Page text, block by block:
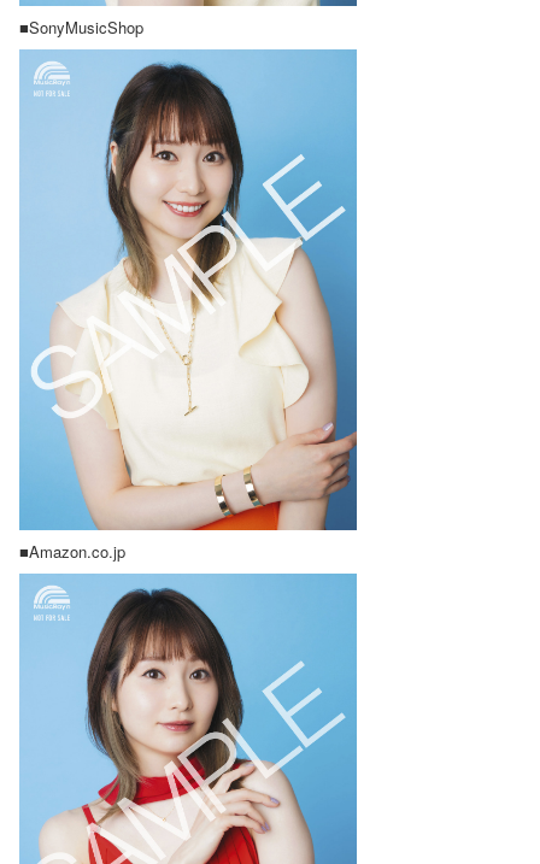
■SonyMusicShop
■Amazon.co.jp